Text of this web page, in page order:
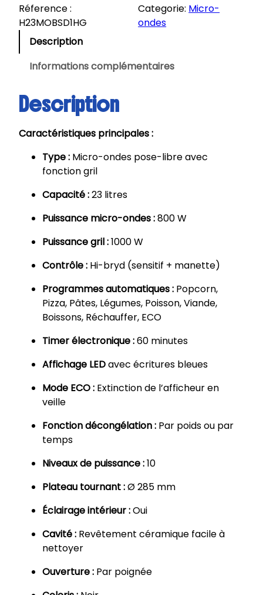
e
H
s
s
e
M
Réference :
H23MOBSD1HG
Categorie: Micro-
ondes
Description
Informations complémentaires
Description
Caractéristiques principales :
Type : Micro-ondes pose-libre avec
fonction gril
Capacité :23 litres
Puissance micro-ondes :800 W
Puissance gril :1000 W
Contrôle : Hi-bryd (sensitif + manette)
Programmes automatiques : Popcorn,
Pizza, Pâtes, Légumes, Poisson, Viande,
Boissons, Réchauffer, ECO
Timer électronique :60 minutes
Affichage LEDavec écritures bleues
Mode ECO : Extinction de l’afficheur en
veille
Fonction décongélation : Par poids ou par
temps
Niveaux de puissance :10
Plateau tournant :Ø 285 mm
Éclairage intérieur :Oui
Cavité : Revêtement céramique facile à
nettoyer
Ouverture : Par poignée